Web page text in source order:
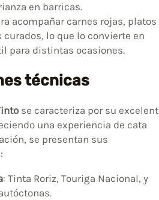
en barricas.
acompañar carnes rojas, platos
curados, lo que lo convierte en
para distintas ocasiones.
técnicas
se caracteriza por su
una experiencia de cata
se presentan sus
: Tinta Roriz, Touriga Nacional, y